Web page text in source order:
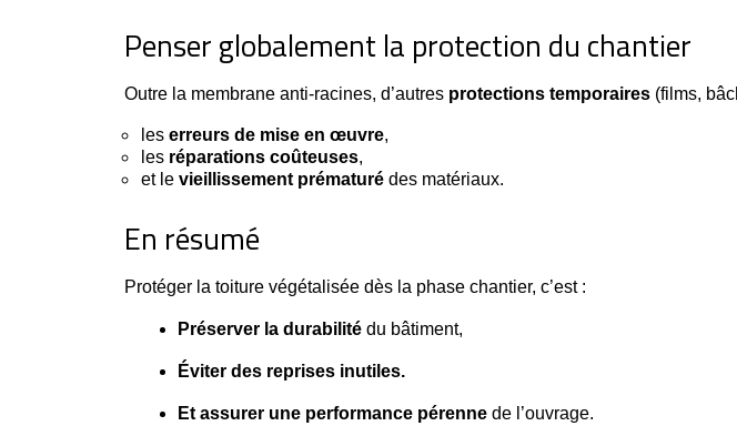
Penser globalement la protection du chantier
Outre la membrane anti-racines, d’autres protections temporaires (films,
les erreurs de mise en œuvre,
les réparations coûteuses,
et le vieillissement prématuré des matériaux.
En résumé
Protéger la toiture végétalisée dès la phase chantier, c’est :
Préserver la durabilité du bâtiment,
Éviter des reprises inutiles.
Et assurer une performance pérenne de l’ouvrage.